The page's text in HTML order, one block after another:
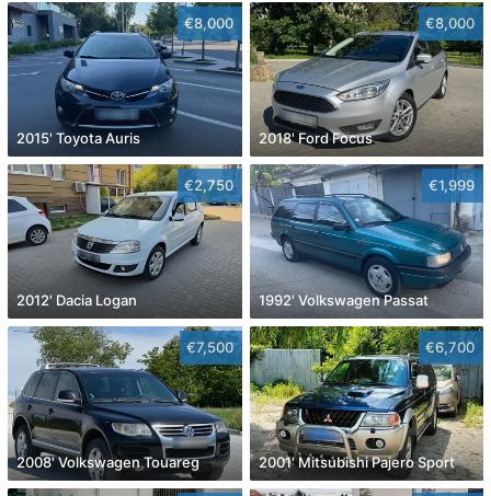
€8,000
2015' Toyota Auris
€8,000
2018' Ford Focus
€2,750
2012' Dacia Logan
€1,999
1992' Volkswagen Passat
€7,500
2008' Volkswagen Touareg
€6,700
2001' Mitsubishi Pajero Sport